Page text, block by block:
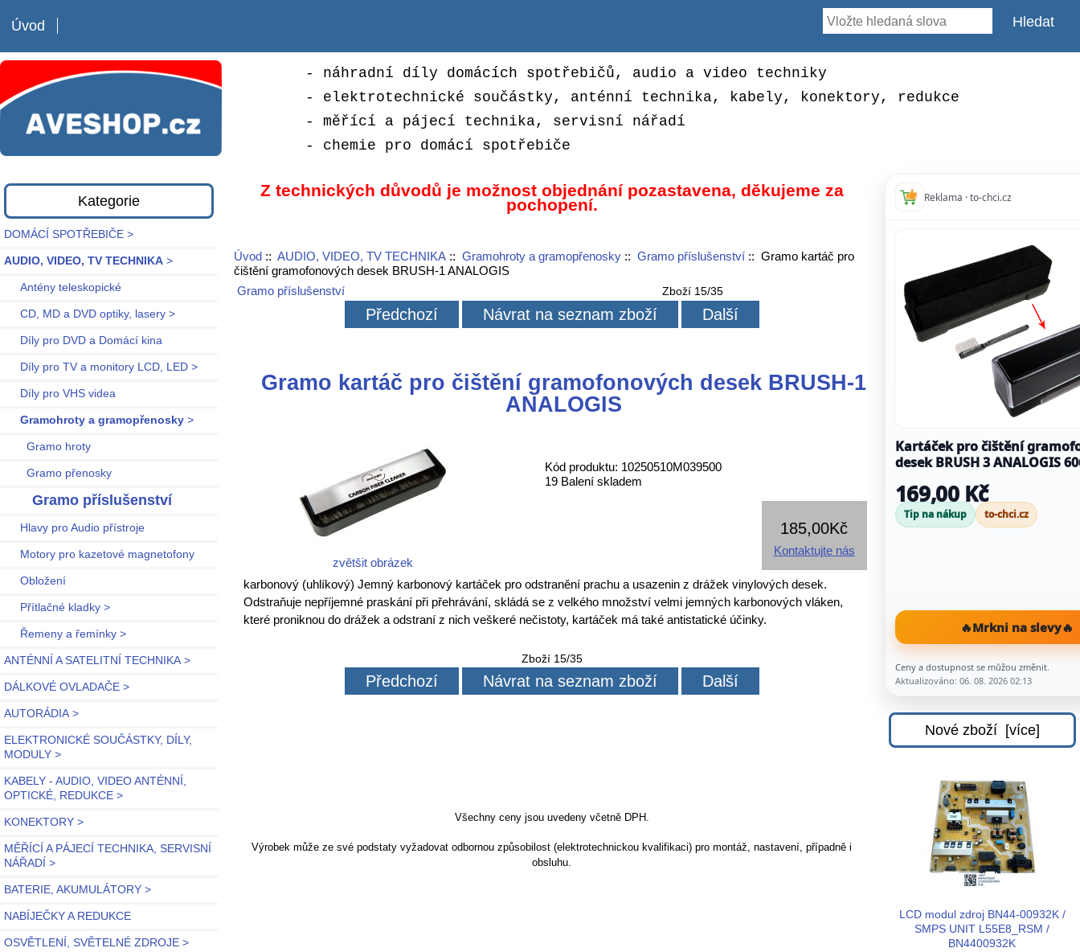
Úvod
- náhradní díly domácích spotřebičů, audio a video techniky
- elektrotechnické součástky, anténní technika, kabely, konektory, redukce
- měřící a pájecí technika, servisní nářadí
- chemie pro domácí spotřebiče
Kategorie
DOMÁCÍ SPOTŘEBIČE >
AUDIO, VIDEO, TV TECHNIKA >
Antény teleskopické
CD, MD a DVD optiky, lasery >
Díly pro DVD a Domácí kina
Díly pro TV a monitory LCD, LED >
Díly pro VHS videa
Gramohroty a gramopřenosky >
Gramo hroty
Gramo přenosky
Gramo příslušenství
Hlavy pro Audio přístroje
Motory pro kazetové magnetofony
Obložení
Přítlačné kladky >
Řemeny a řemínky >
ANTÉNNÍ A SATELITNÍ TECHNIKA >
DÁLKOVÉ OVLADAČE >
AUTORÁDIA >
ELEKTRONICKÉ SOUČÁSTKY, DÍLY,
MODULY >
KABELY - AUDIO, VIDEO ANTÉNNÍ,
OPTICKÉ, REDUKCE >
KONEKTORY >
MĚŘÍCÍ A PÁJECÍ TECHNIKA, SERVISNÍ
NÁŘADÍ >
BATERIE, AKUMULÁTORY >
NABÍJEČKY A REDUKCE
OSVĚTLENÍ, SVĚTELNÉ ZDROJE >
Z technických důvodů je možnost objednání pozastavena, děkujeme za
pochopení.
Úvod:: AUDIO, VIDEO, TV TECHNIKA:: Gramohroty a gramopřenosky:: Gramo příslušenství:: Gramo kartáč pro
čištění gramofonových desek BRUSH-1 ANALOGIS
Gramo příslušenství
Zboží 15/35
Předchozí Návrat na seznam zboží Další
Gramo kartáč pro čištění gramofonových desek BRUSH-1
ANALOGIS
zvětšit obrázek
Kód produktu: 10250510M039500
19 Balení skladem
185,00Kč
Kontaktujte nás
karbonový (uhlíkový) Jemný karbonový kartáček pro odstranění prachu a usazenin z drážek vinylových desek.
Odstraňuje nepříjemné praskání při přehrávání, skládá se z velkého množství velmi jemných karbonových vláken,
které proniknou do drážek a odstraní z nich veškeré nečistoty, kartáček má také antistatické účinky.
Zboží 15/35
Předchozí Návrat na seznam zboží Další
Všechny ceny jsou uvedeny včetně DPH.
Výrobek může ze své podstaty vyžadovat odbornou způsobilost (elektrotechnickou kvalifikaci) pro montáž, nastavení, případně i
obsluhu.
Reklama · to-chci.cz
Kartáček pro čištění
desek BRUSH 3 ANALOGIS
169,00 Kč
Tip na nákup to-chci.cz
🔥Mrkni na slevy🔥
Ceny a dostupnost se můžou změnit.
Aktualizováno: 06. 08. 2026 02:13
Nové zboží [více]
LCD modul zdroj BN44-00932K /
SMPS UNIT L55E8_RSM /
BN4400932K